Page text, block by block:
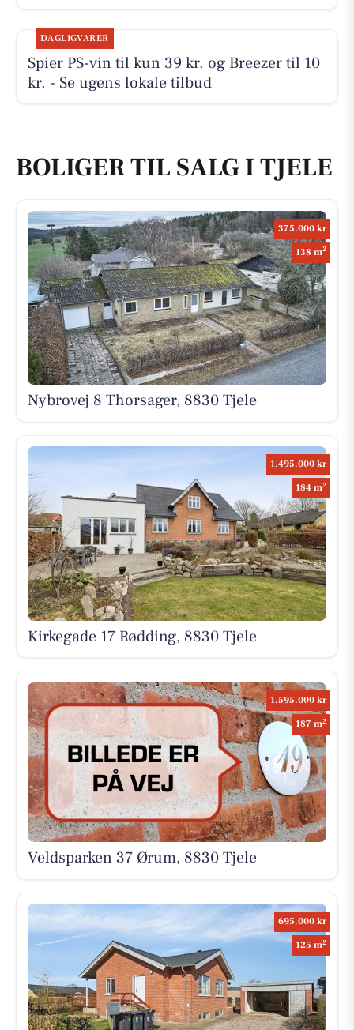
DAGLIGVARER
Spier PS-vin til kun 39 kr. og Breezer til 10
kr. - Se ugens lokale tilbud
BOLIGER TIL SALG I TJELE
375.000 kr
138 m2
Nybrovej 8 Thorsager, 8830 Tjele
1.495.000 kr
184 m2
Kirkegade 17 Rødding, 8830 Tjele
1.595.000 kr
187 m2
Veldsparken 37 Ørum, 8830 Tjele
695.000 kr
125 m2